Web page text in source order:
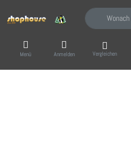
Geben Sie
Menü Anmelden Vergleichen